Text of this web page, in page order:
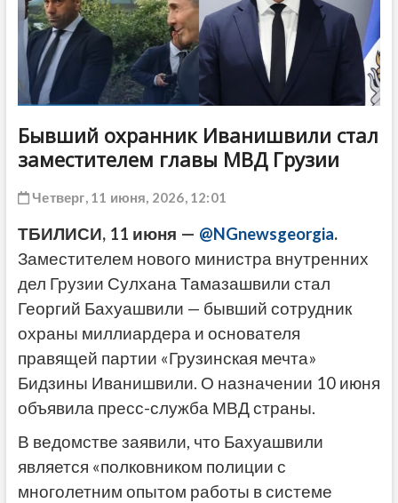
Бывший охранник Иванишвили стал
заместителем главы МВД Грузии
Четверг, 11 июня, 2026, 12:01
ТБИЛИСИ, 11 июня — @NGnewsgeorgia.
Заместителем нового министра внутренних
дел Грузии Сулхана Тамазашвили стал
Георгий Бахуашвили — бывший сотрудник
охраны миллиардера и основателя
правящей партии «Грузинская мечта»
Бидзины Иванишвили. О назначении 10 июня
объявила пресс-служба МВД страны.
В ведомстве заявили, что Бахуашвили
является «полковником полиции с
многолетним опытом работы в системе